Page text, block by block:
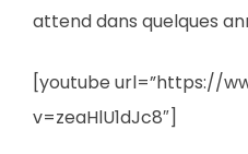
attend dans quelques
[youtube url=”https://
v=zeaHlU1dJc8″]